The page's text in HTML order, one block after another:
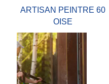
ARTISAN PEINTRE 60
OISE